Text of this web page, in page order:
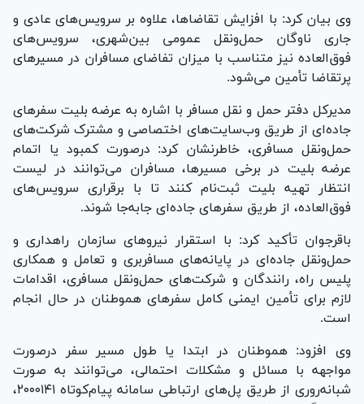
وی بیان کرد: با افزایش تقاضاها، علاوه بر سرویس‌های عادی و
جاری ناوگان حمل‌ونقل عمومی بین‌شهری، سرویس‌های
فوق‌العاده نیز متناسب با میزان تفاضای مسافران در مسیر‌های
پرتقاضا تأمین می‌شود.
مدیرکل دفتر حمل و نقل مسافر با اشاره به عرضه بلیت سفر‌های
جاده‌ای از طریق وب‌سایت‌های اختصاصی و مشترک شرکت‌های
حمل‌ونقل مسافری، خاطرنشان کرد: درصورت کمبود یا اتمام
عرضه بلیت در برخی مسیرها، مسافران می‌توانند در لیست
انتظار تهیه بلیت ثبت‌نام کنند تا با برقراری سرویس‌های
فوق‌العاده، از طریق سفر‌های جاده‌ای جابه‌جا شوند.
باقرجوان تأکید کرد: با استقرار نیرو‌های سازمان راهداری و
حمل‌ونقل جاده‌ای در پایانه‌های مسافربری و تعامل و همکاری
پلیس راه، رانندگان و شرکت‌های حمل‌ونقل مسافری، اقدامات
لازم برای تأمین ایمنی کامل سفر‌های هموطنان در حال انجام
است.
وی افزود: هموطنان در ابتدا یا طول مسیر سفر درصورت
مواجهه با مسائل و مشکلات احتمالی، می‌توانند به صورت
شبانه‌روری از طریق پل‌های ارتباطی سامانه پیام‌کوتاه ۲۰۰۰۱۴۱،